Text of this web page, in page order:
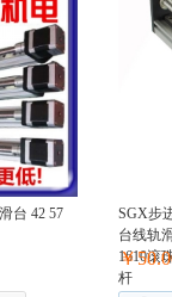
台 42 57
SGX步
台线轨
1610滚
杆
￥